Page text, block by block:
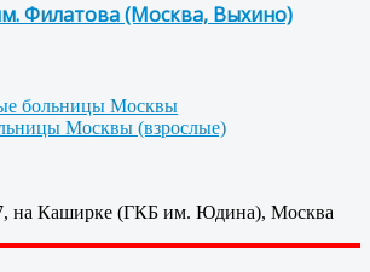
Филатова (Москва, Выхино)
больницы Москвы
Москвы (взрослые)
на Каширке (ГКБ им. Юдина), Москва